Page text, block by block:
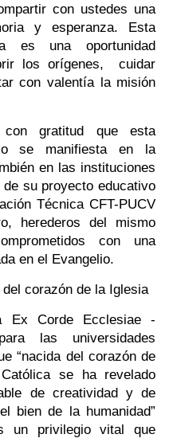
con ustedes una
y esperanza. Esta
es una oportunidad
los orígenes, cuidar
con valentía la misión
con gratitud que esta
se manifiesta en la
en las instituciones
su proyecto educativo
Técnica CFT-PUCV
herederos del mismo
con una
en el Evangelio.
corazón de la Iglesia
Ex Corde Ecclesiae-
las universidades
“nacida del corazón de
se ha revelado
de creatividad y de
bien de la humanidad”
un privilegio vital que